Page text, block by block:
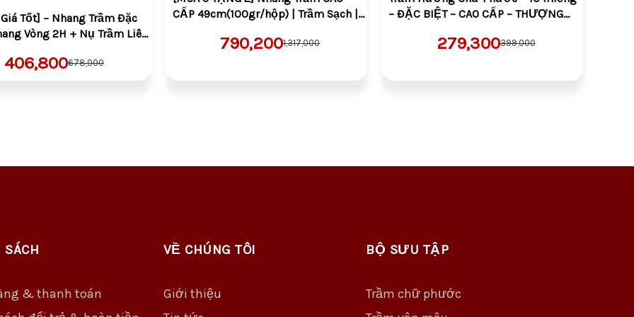
Tốt] – Nhang Trầm Đặc
Vòng 2H + Nụ Trầm Liên
Ít Khói | Thờ Cúng –
678,000
406,800
CẤP 49cm(100gr/hộp) | Trầm Sạch |
(Nhang 5 Tấc)
1,317,000
790,200
– ĐẶC BIỆT – CAO CẤP – THƯỢNG
Tự Nhiên | Phong Thủy399,000
279,300
SÁCH
& thanh toán
VỀ CHÚNG TÔI
Giới thiệu
BỘ SƯU TẬP
Trầm chữ phước